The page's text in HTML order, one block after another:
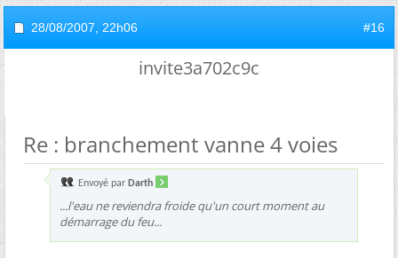
28/08/2007, 22h06 #16
invite3a702c9c
Re : branchement vanne 4 voies
Envoyé par Darth
...l'eau ne reviendra froide qu'un court moment au
démarrage du feu...